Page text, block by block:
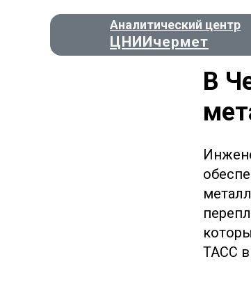
ЦНИИчермет
Аналитический центр
В
ТАСС